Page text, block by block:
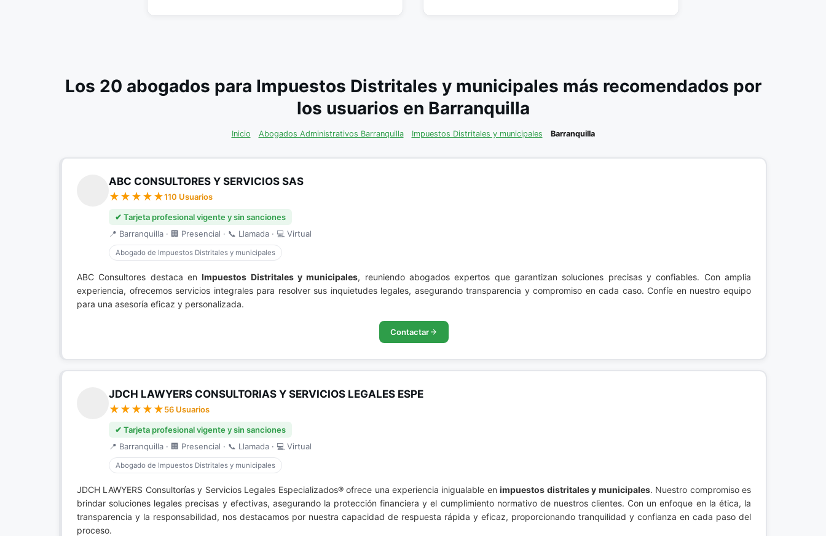
Los 20 abogados para Impuestos Distritales y municipales más recomendados por
los usuarios en Barranquilla
Inicio Abogados Administrativos Barranquilla Impuestos Distritales y municipales Barranquilla
ABC CONSULTORES Y SERVICIOS SAS
110 Usuarios
✔ Tarjeta profesional vigente y sin sanciones
📍 Barranquilla · 🏢 Presencial · 📞 Llamada · 💻 Virtual
Abogado de Impuestos Distritales y municipales
ABC Consultores destaca enImpuestos Distritales y municipales, reuniendo abogados expertos que garantizan soluciones precisas y confiables. Con amplia
experiencia, ofrecemos servicios integrales para resolver sus inquietudes legales, asegurando transparencia y compromiso en cada caso. Confíe en nuestro equipo
para una asesoría eficaz y personalizada.
Contactar
JDCH LAWYERS CONSULTORIAS Y SERVICIOS LEGALES ESPE
56 Usuarios
✔ Tarjeta profesional vigente y sin sanciones
📍 Barranquilla · 🏢 Presencial · 📞 Llamada · 💻 Virtual
Abogado de Impuestos Distritales y municipales
JDCH LAWYERS Consultorías y Servicios Legales Especializados® ofrece una experiencia inigualable enimpuestos distritales y municipales. Nuestro compromiso es
brindar soluciones legales precisas y efectivas, asegurando la protección financiera y el cumplimiento normativo de nuestros clientes. Con un enfoque en la ética, la
transparencia y la responsabilidad, nos destacamos por nuestra capacidad de respuesta rápida y eficaz, proporcionando tranquilidad y confianza en cada paso del
proceso.